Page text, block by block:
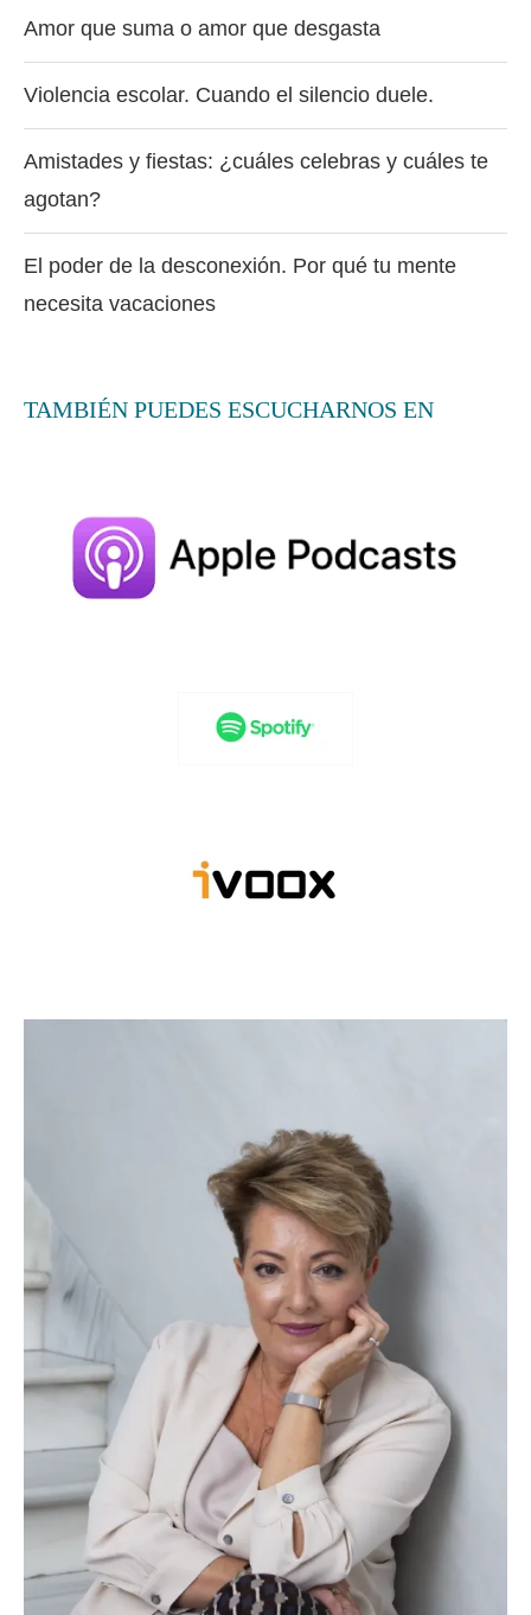
Amor que suma o amor que desgasta
Violencia escolar. Cuando el silencio duele.
Amistades y fiestas: ¿cuáles celebras y cuáles te
agotan?
El poder de la desconexión. Por qué tu mente
necesita vacaciones
TAMBIÉN PUEDES ESCUCHARNOS EN